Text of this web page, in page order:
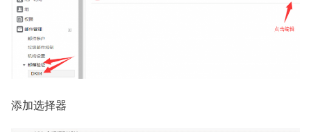
添加选择器